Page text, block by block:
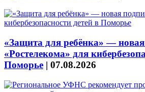
«Защита для ребёнка» —
«Ростелекома» для
Поморье | 07.08.2026